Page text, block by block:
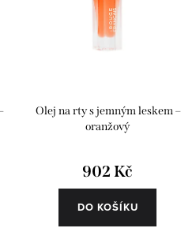
Olej na rty s jemným leskem –
oranžový
902 Kč
DO KOŠÍKU